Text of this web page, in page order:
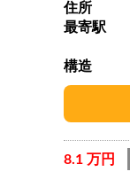
住所
最寄駅
構造
8.1 万円